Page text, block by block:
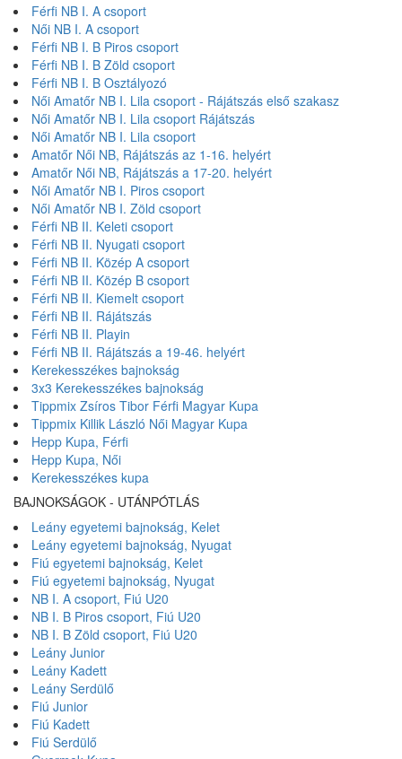
Férfi NB I. A csoport
Női NB I. A csoport
Férfi NB I. B Piros csoport
Férfi NB I. B Zöld csoport
Férfi NB I. B Osztályozó
Női Amatőr NB I. Lila csoport - Rájátszás első szakasz
Női Amatőr NB I. Lila csoport Rájátszás
Női Amatőr NB I. Lila csoport
Amatőr Női NB, Rájátszás az 1-16. helyért
Amatőr Női NB, Rájátszás a 17-20. helyért
Női Amatőr NB I. Piros csoport
Női Amatőr NB I. Zöld csoport
Férfi NB II. Keleti csoport
Férfi NB II. Nyugati csoport
Férfi NB II. Közép A csoport
Férfi NB II. Közép B csoport
Férfi NB II. Kiemelt csoport
Férfi NB II. Rájátszás
Férfi NB II. Playin
Férfi NB II. Rájátszás a 19-46. helyért
Kerekesszékes bajnokság
3x3 Kerekesszékes bajnokság
Tippmix Zsíros Tibor Férfi Magyar Kupa
Tippmix Killik László Női Magyar Kupa
Hepp Kupa, Férfi
Hepp Kupa, Női
Kerekesszékes kupa
BAJNOKSÁGOK - UTÁNPÓTLÁS
Leány egyetemi bajnokság, Kelet
Leány egyetemi bajnokság, Nyugat
Fiú egyetemi bajnokság, Kelet
Fiú egyetemi bajnokság, Nyugat
NB I. A csoport, Fiú U20
NB I. B Piros csoport, Fiú U20
NB I. B Zöld csoport, Fiú U20
Leány Junior
Leány Kadett
Leány Serdülő
Fiú Junior
Fiú Kadett
Fiú Serdülő